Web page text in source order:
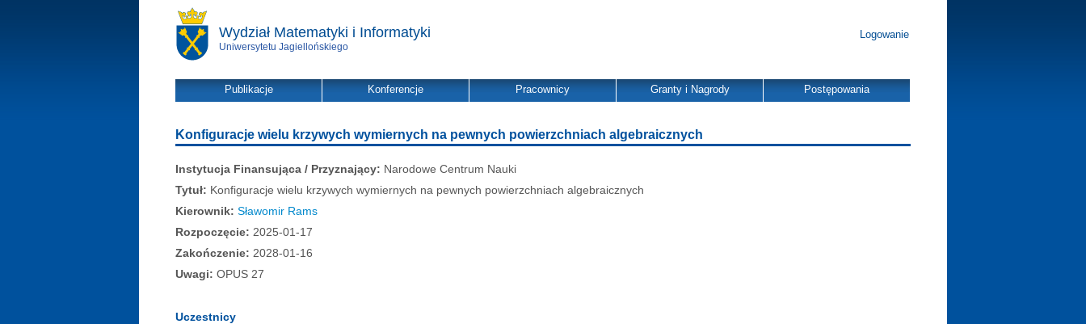
Wydział Matematyki i Informatyki
Uniwersytetu Jagiellońskiego
Logowanie
Publikacje Konferencje Pracownicy Granty i Nagrody Postępowania
Konfiguracje wielu krzywych wymiernych na pewnych powierzchniach algebraicznych
Instytucja Finansująca / Przyznający: Narodowe Centrum Nauki
Tytuł: Konfiguracje wielu krzywych wymiernych na pewnych powierzchniach algebraicznych
Kierownik: Sławomir Rams
Rozpoczęcie: 2025-01-17
Zakończenie: 2028-01-16
Uwagi: OPUS 27
Uczestnicy